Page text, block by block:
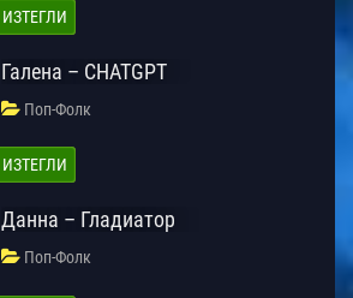
ИЗТЕГЛИ
Галена – CHATGPT
Поп-Фолк
ИЗТЕГЛИ
Данна – Гладиатор
Поп-Фолк